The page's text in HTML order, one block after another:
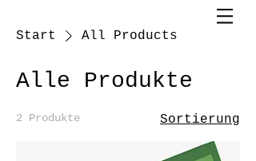
Start All Products
Alle Produkte
2 Produkte Sortierung